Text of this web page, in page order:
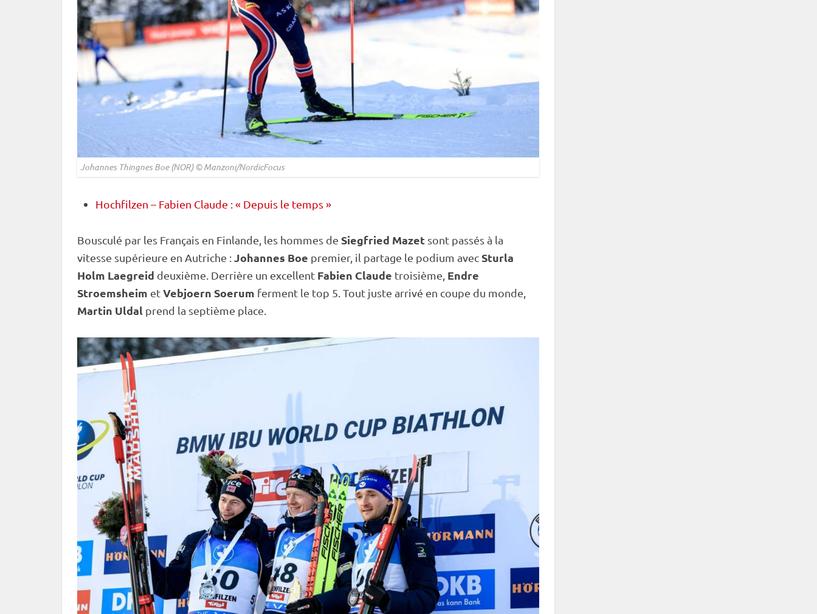
Johannes Thingnes Boe (NOR) © Manzoni/NordicFocus
Hochfilzen – Fabien Claude : « Depuis le temps »
Bousculé par les Français en Finlande, les hommes de Siegfried Mazet sont passés à la
vitesse supérieure en Autriche :Johannes Boe premier, il partage le podium avec Sturla
Holm Laegreid deuxième. Derrière un excellent Fabien Claude troisième, Endre
Stroemsheim etVebjoern Soerum ferment le top 5. Tout juste arrivé en coupe du monde
Martin Uldal prend la septième place.